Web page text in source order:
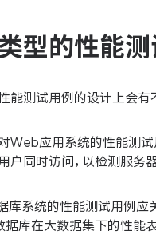
型的性能
能测试用例的设计上会有
Web应用系统的性能测试
户同时访问，以检测服务
库系统的性能测试用例应
据库在大数据集下的性能表